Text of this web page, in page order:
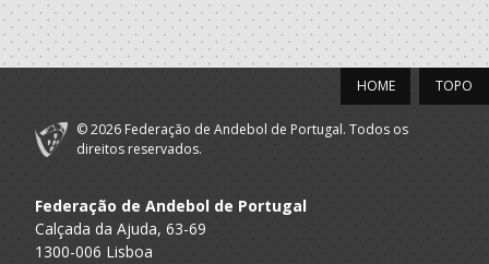
TOPO
HOME
© 2026 Federação de Andebol de Portugal. Todos os
direitos reservados.
Federação de Andebol de Portugal
Calçada da Ajuda, 63-69
1300-006 Lisboa